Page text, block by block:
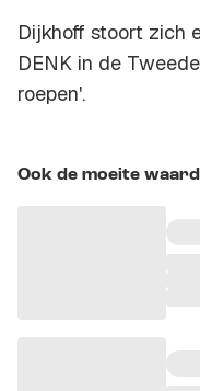
Dijkhoff stoort zich
DENK in de
roepen'.
Ook de moeite waard